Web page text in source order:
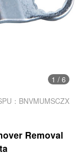
1 / 6
：BNVMUMSCZX
Removal